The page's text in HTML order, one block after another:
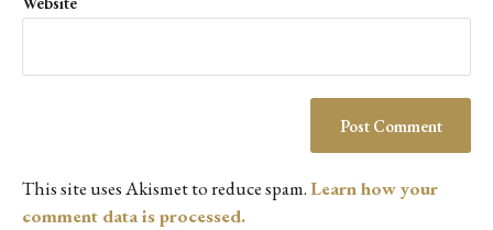
This site uses Akismet to reduce spam.Learn how your
comment data is processed.